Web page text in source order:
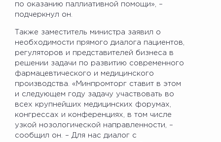
по оказанию паллиативной помощи», –
подчеркнул он.
Также заместитель министра заявил о
необходимости прямого диалога пациентов,
регуляторов и представителей бизнеса в
решении задачи по развитию современного
фармацевтического и медицинского
производства. «Минпромторг ставит в этом
и следующем году задачу участвовать во
всех крупнейших медицинских форумах,
конгрессах и конференциях, в том числе
узкой нозологической направленности, –
сообщил он. – Для нас диалог с